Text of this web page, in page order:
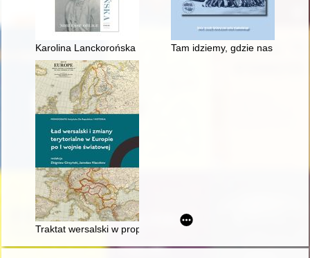
Karolina Lanckorońska : historia sztuki z wielką historią w tle
Tam idziemy, gdzie nas nie
Traktat wersalski w propagandzie oraz satyrze wizualnej